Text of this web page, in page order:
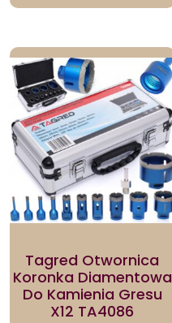
Tagred Otwornica
Koronka Diamentowa
Do Kamienia Gresu
X12 TA4086